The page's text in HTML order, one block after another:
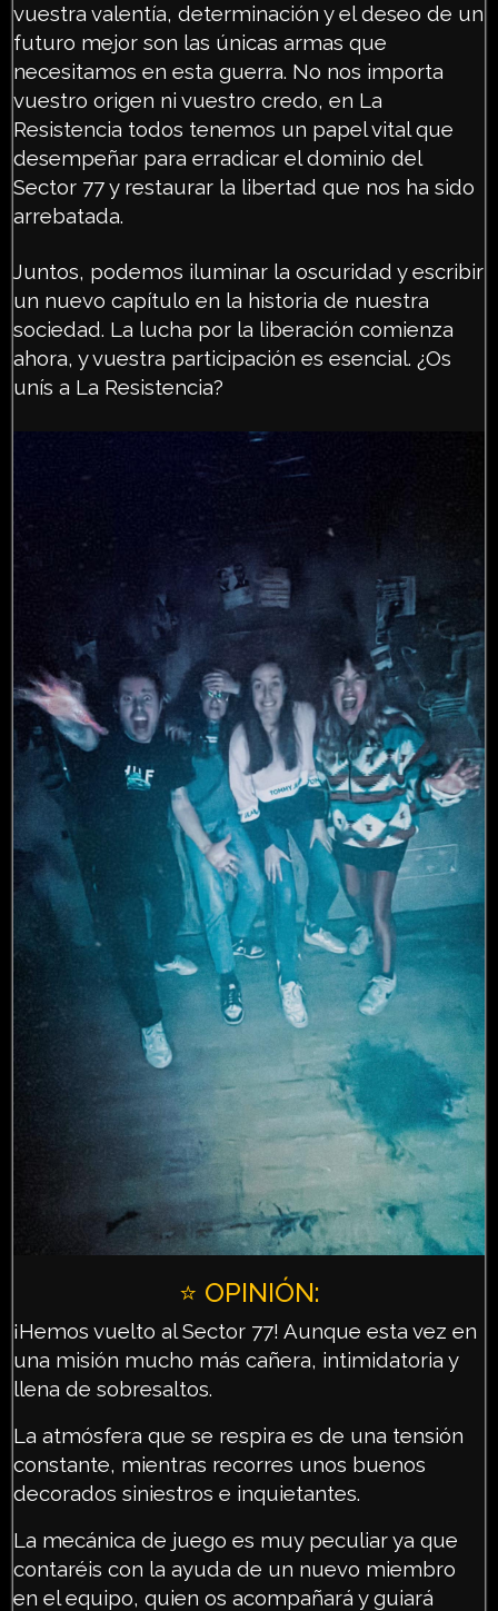
vuestra valentía, determinación y el deseo de un
futuro mejor son las únicas armas que
necesitamos en esta guerra. No nos importa
vuestro origen ni vuestro credo, en La
Resistencia todos tenemos un papel vital que
desempeñar para erradicar el dominio del
Sector 77 y restaurar la libertad que nos ha sido
arrebatada.
Juntos, podemos iluminar la oscuridad y escribir
un nuevo capítulo en la historia de nuestra
sociedad. La lucha por la liberación comienza
ahora, y vuestra participación es esencial. ¿Os
unís a La Resistencia?
⭐️ OPINIÓN:
¡Hemos vuelto al Sector 77! Aunque esta vez en
una misión mucho más cañera, intimidatoria y
llena de sobresaltos.
La atmósfera que se respira es de una tensión
constante, mientras recorres unos buenos
decorados siniestros e inquietantes.
La mecánica de juego es muy peculiar ya que
contaréis con la ayuda de un nuevo miembro
en el equipo, quien os acompañará y guiará